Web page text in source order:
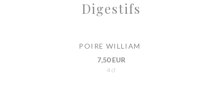
Digestifs
POIRE WILLIAM
7,50 EUR
4 cl